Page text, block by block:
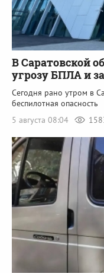
В Саратовской
угрозу БПЛА и
Сегодня рано утром в
беспилотная опасность
5 августа 08:04